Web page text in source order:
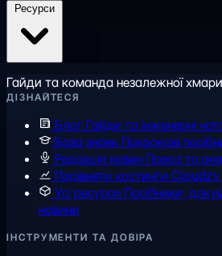
Гайди та команда незалежної
ДІЗНАЙТЕСЯ
Блог Гайди та інженерні
База знань Покрокові
Редакція новин Преса та
Порівняти хостинги Cloudzy
Усі ресурси Посібники,
новини
ІНСТРУМЕНТИ ТА ДОВІРА